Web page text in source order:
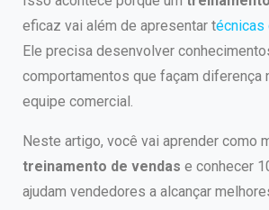
eficaz vai além de apresentar técnicas
Ele precisa desenvolver
comportamentos que façam diferença
equipe comercial.
Neste artigo, você vai aprender como
treinamento de vendas e conhecer
ajudam vendedores a alcançar